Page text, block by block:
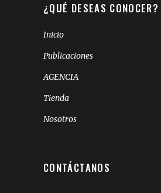
¿QUÉ DESEAS CONOCER?
Inicio
Publicaciones
AGENCIA
Tienda
Nosotros
CONTÁCTANOS